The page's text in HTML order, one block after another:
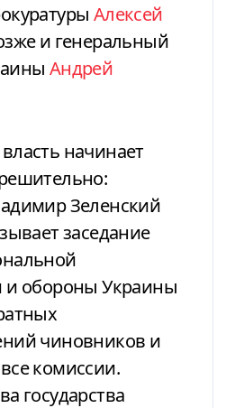
Алексей
и генеральный
Андрей
начинает
Зеленский
заседание
и обороны Украины
чиновников и
комиссии.
государства